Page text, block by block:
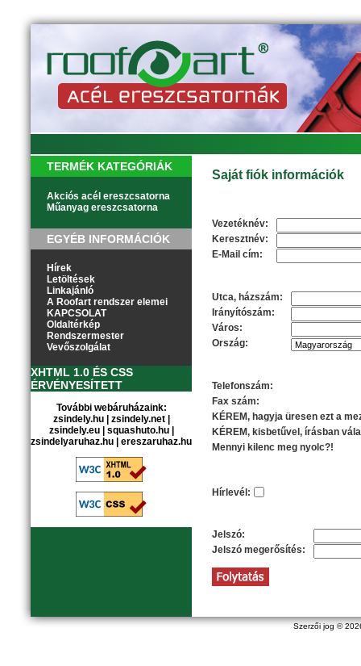
Szerzői jog ©
TERMÉK KATEGÓRIÁK
Akciós acél ereszcsatorna
Műanyag ereszcsatorna
EGYÉB INFORMÁCIÓK
Hírek
Letöltések
Linkajánló
A Roofart rendszer elemei
KAPCSOLAT
Oldaltérkép
Rendszermester
Vevőszolgálat
XHTML 1.0 ÉS CSS
ÉRVÉNYESÍTETT
További webáruházaink:
zsindely.hu| zsindely.net|
zsindely.eu| squashuto.hu|
zsindelyaruhaz.hu
ereszaruhaz.hu
Saját fiók információk
Vezetéknév:
Keresztnév:
E-Mail cím:
Utca, házszám:
Irányítószám:
Város:
Ország:
Telefonszám:
Fax szám:
KÉREM, hagyja üresen ezt a
KÉREM, kisbetűvel, írásban
Mennyi kilenc meg nyolc?!
Hírlevél:
Jelszó:
Jelszó megerősítés: